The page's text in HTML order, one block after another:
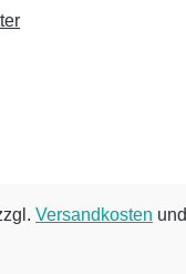
Versandkosten